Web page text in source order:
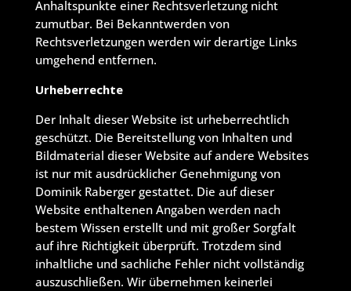
Anhaltspunkte einer Rechtsverletzung nicht
zumutbar. Bei Bekanntwerden von
Rechtsverletzungen werden wir derartige Links
umgehend entfernen.
Urheberrechte
Der Inhalt dieser Website ist urheberrechtlich
geschützt. Die Bereitstellung von Inhalten und
Bildmaterial dieser Website auf andere Websites
ist nur mit ausdrücklicher Genehmigung von
Dominik Raberger gestattet. Die auf dieser
Website enthaltenen Angaben werden nach
bestem Wissen erstellt und mit großer Sorgfalt
auf ihre Richtigkeit überprüft. Trotzdem sind
inhaltliche und sachliche Fehler nicht vollständig
auszuschließen. Wir übernehmen keinerlei